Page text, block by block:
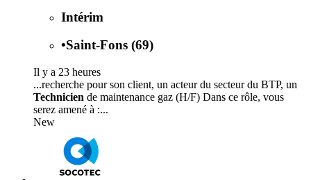
Intérim
•Saint-Fons (69)
Il y a 23 heures
...recherche pour son client, un acteur du secteur du BTP, un
Technicien de maintenance gaz (H/F) Dans ce rôle, vous
serez amené à :...
New